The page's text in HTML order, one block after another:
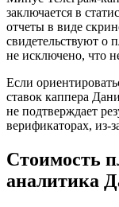
заключается в
отчеты в виде
свидетельствуют о
не исключено, что
Если
ставок каппера
не подтверждает
верификаторах, из-
Стоимость
аналитика